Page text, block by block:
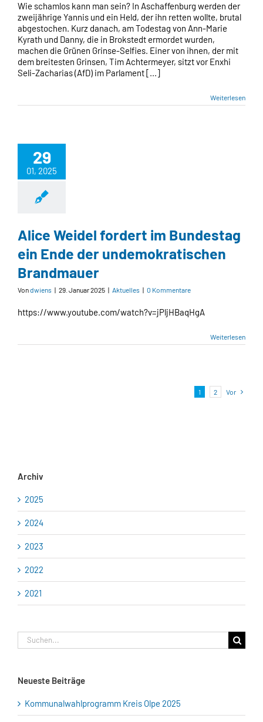
Wie schamlos kann man sein? In Aschaffenburg werden der
zweijährige Yannis und ein Held, der ihn retten wollte, brutal
abgestochen. Kurz danach, am Todestag von Ann-Marie
Kyrath und Danny, die in Brokstedt ermordet wurden,
machen die Grünen Grinse-Selfies. Einer von ihnen, der mit
dem breitesten Grinsen, Tim Achtermeyer, sitzt vor Enxhi
Seli-Zacharias (AfD) im Parlament [...]
Weiterlesen
29
01, 2025
Alice Weidel fordert im Bundestag
ein Ende der undemokratischen
Brandmauer
Vondwiens | 29. Januar 2025 | Aktuelles | 0 Kommentare
https://www.youtube.com/watch?v=jPljHBaqHgA
Weiterlesen
1 2 Vor
Archiv
2025
2024
2023
2022
2021
Suche
nach:
Neueste Beiträge
Kommunalwahlprogramm Kreis Olpe 2025